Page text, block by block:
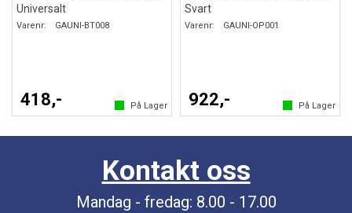
Universalt
Varenr: GAUNI-BT008
418,- På Lager
Svart
Varenr: GAUNI-OP001
922,- På Lager
Kontakt oss
Mandag - fredag: 8.00 - 17.00